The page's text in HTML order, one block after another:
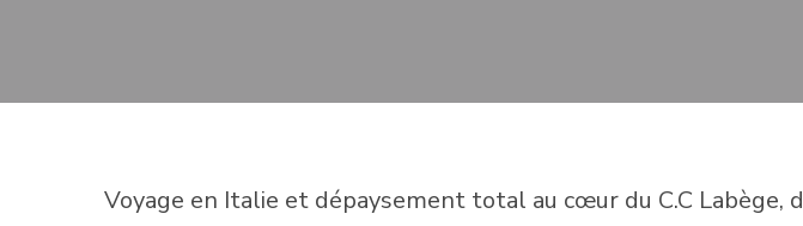
Voyage en Italie et dépaysement total au cœur du C.C Labège,